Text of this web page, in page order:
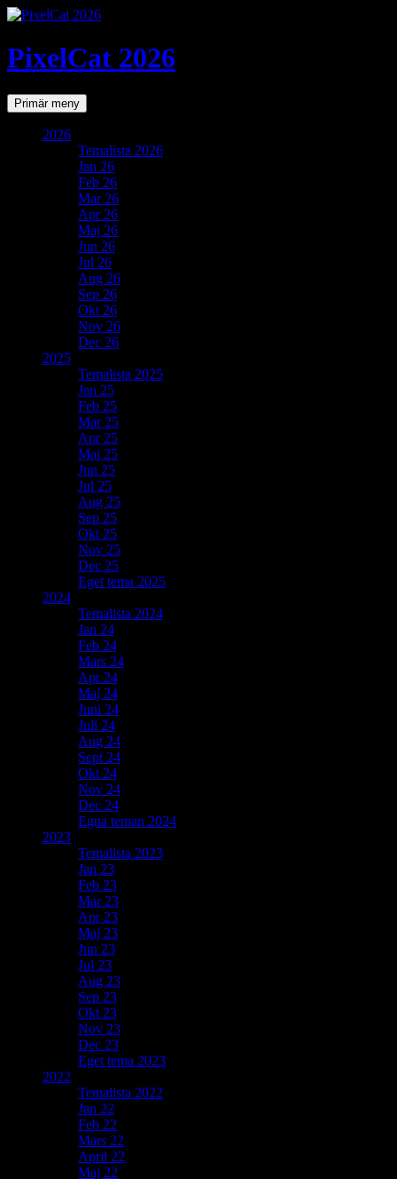
PixelCat 2026
SökPrimär meny Gå
till
2026
Temalista 2026
Jan 26
Feb 26
Mar 26
Apr 26
Maj 26
Jun 26
Jul 26
Aug 26
Sep 26
Okt 26
Nov 26
Dec 26
2025
Temalista 2025
Jan 25
Feb 25
Mar 25
Apr 25
Maj 25
Jun 25
Jul 25
Aug 25
Sep 25
Okt 25
Nov 25
Dec 25
Eget tema 2025
2024
Temalista 2024
Jan 24
Feb 24
Mars 24
Apr 24
Maj 24
Juni 24
Juli 24
Aug 24
Sept 24
Okt 24
Nov 24
Dec 24
Egna teman 2024
2023
Temalista 2023
Jan 23
Feb 23
Mar 23
Apr 23
Maj 23
Jun 23
Jul 23
Aug 23
Sep 23
Okt 23
Nov 23
Dec 23
Eget tema 2023
2022
Temalista 2022
Jan 22
Feb 22
Mars 22
April 22
Maj 22